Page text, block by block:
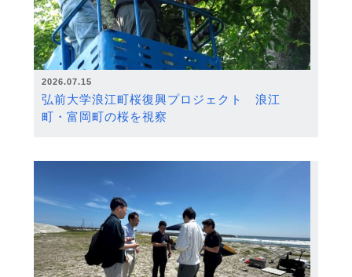
2026.07.15
弘前大学浪江町桜復興プロジェクト 浪江
町・富岡町の桜を視察